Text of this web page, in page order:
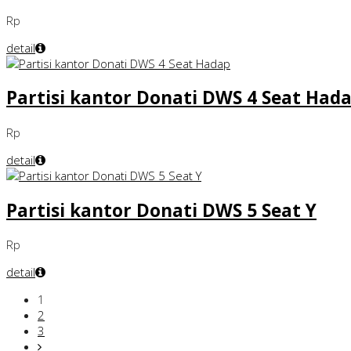
Rp
detail
Partisi kantor Donati DWS 4 Seat
Rp
detail
Partisi kantor Donati DWS 5 Seat Y
Rp
detail
1
2
3